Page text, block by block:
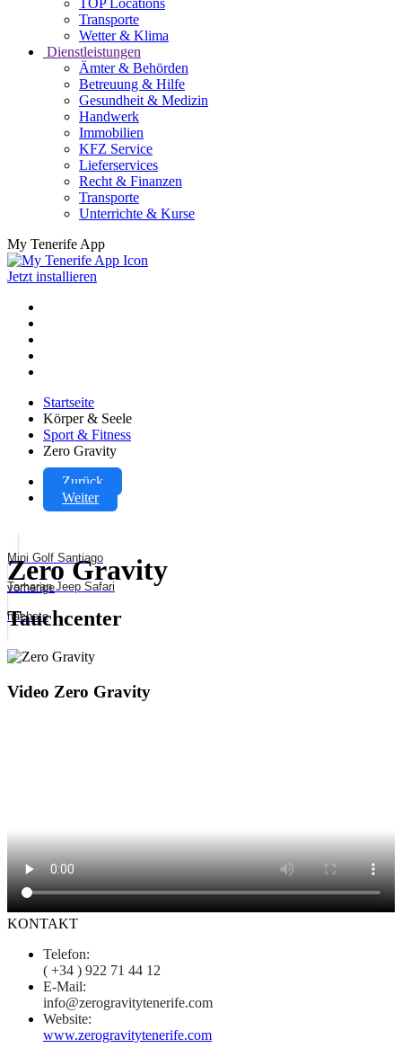
TOP Locations
Transporte
Wetter & Klima
Dienstleistungen
Ämter & Behörden
Betreuung & Hilfe
Gesundheit & Medizin
Handwerk
Immobilien
KFZ Service
Lieferservices
Recht & Finanzen
Transporte
Unterrichte & Kurse
My Tenerife App
Jetzt installieren
Startseite
Körper & Seele
Sport & Fitness
Zero Gravity
Zurück
Weiter
Mini Golf Santiago
vorherige
Tamaran Jeep Safari
nächste
Zero Gravity
Tauchcenter
Video Zero Gravity
KONTAKT
Telefon:
( +34 ) 922 71 44 12
E-Mail:
info@zerogravitytenerife.com
Website:
www.zerogravitytenerife.com